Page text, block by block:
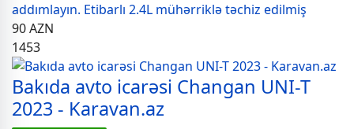
addımlayın. Etibarlı 2.4L mühərriklə təchiz edilmiş
90AZN
1453
Bakıda avto icarəsi Changan UNI-T
2023 - Karavan.az